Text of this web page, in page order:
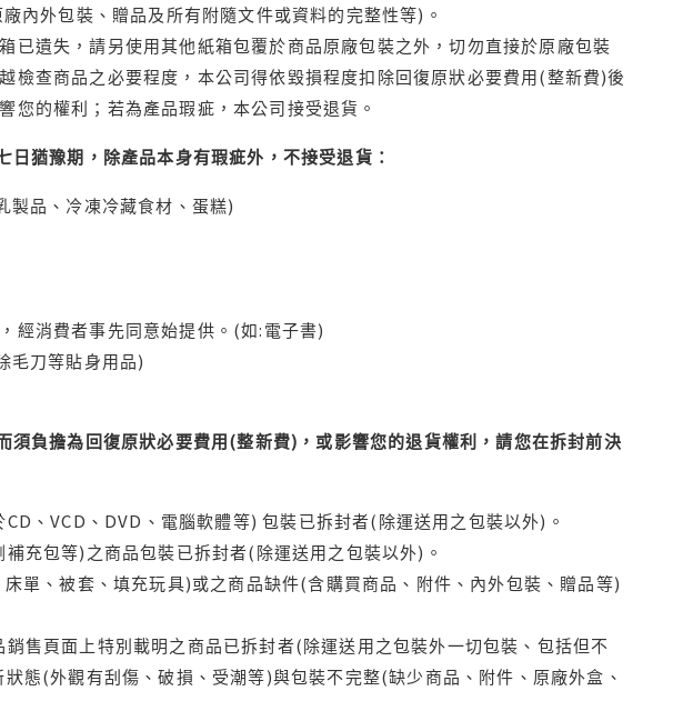
內外包裝、贈品及所有附隨文件或資料的完整性等)。
已遺失，請另使用其他紙箱包覆於商品原廠包裝之外，切勿直接於原廠包裝
檢查商品之必要程度，本公司得依毀損程度扣除回復原狀必要費用(整新費)後
您的權利；若為產品瑕疵，本公司接受退貨。
猶豫期，除產品本身有瑕疵外，不接受退貨：
製品、冷凍冷藏食材、蛋糕)
經消費者事先同意始提供。(如:電子書)
毛刀等貼身用品)
負擔為回復原狀必要費用(整新費)，或影響您的退貨權利，請您在拆封前決
、VCD、DVD、電腦軟體等) 包裝已拆封者(除運送用之包裝以外)。
充包等)之商品包裝已拆封者(除運送用之包裝以外)。
單、被套、填充玩具)或之商品缺件(含購買商品、附件、內外包裝、贈品等)
售頁面上特別載明之商品已拆封者(除運送用之包裝外一切包裝、包括但不
態(外觀有刮傷、破損、受潮等)與包裝不完整(缺少商品、附件、原廠外盒、